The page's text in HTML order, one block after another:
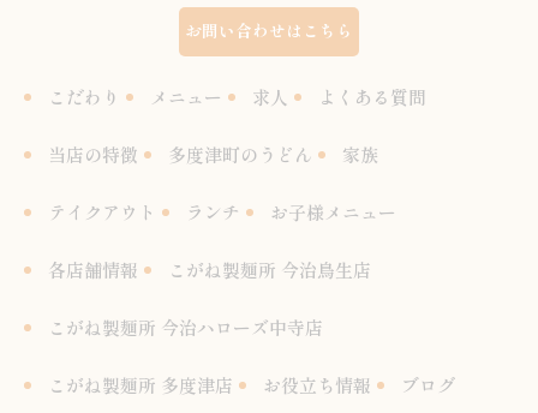
お問い合わせはこちら
こだわり メニュー 求人 よくある質問
当店の特徴 多度津町のうどん 家族
テイクアウト ランチ お子様メニュー
各店舗情報 こがね製麺所 今治鳥生店
こがね製麺所 今治ハローズ中寺店
こがね製麺所 多度津店 お役立ち情報 ブログ